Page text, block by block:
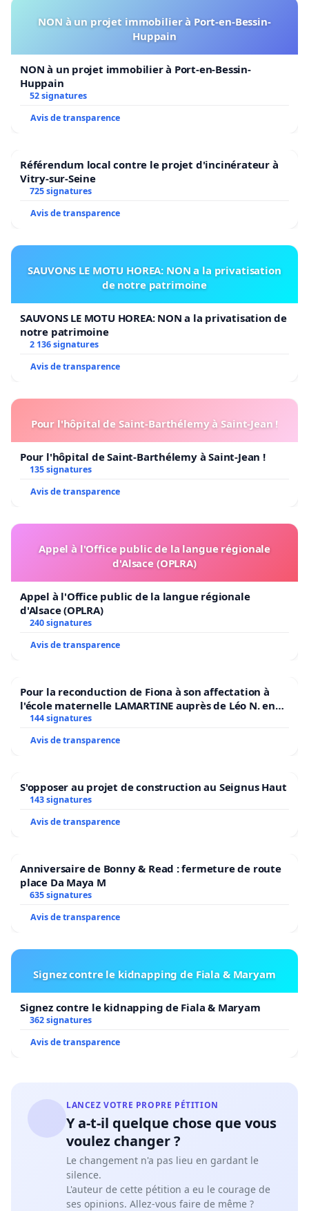
NON à un projet immobilier à Port-en-Bessin-
Huppain
NON à un projet immobilier à Port-en-Bessin-
Huppain
52 signatures
Avis de transparence
Référendum local contre le projet d'incinérateur à
Vitry-sur-Seine
725 signatures
Avis de transparence
SAUVONS LE MOTU HOREA: NON a la privatisation
de notre patrimoine
SAUVONS LE MOTU HOREA: NON a la privatisation de
notre patrimoine
2 136 signatures
Avis de transparence
Pour l'hôpital de Saint-Barthélemy à Saint-Jean !
Pour l'hôpital de Saint-Barthélemy à Saint-Jean !
135 signatures
Avis de transparence
Appel à l'Office public de la langue régionale
d'Alsace (OPLRA)
Appel à l'Office public de la langue régionale
d'Alsace (OPLRA)
240 signatures
Avis de transparence
Pour la reconduction de Fiona à son affectation à
l'école maternelle LAMARTINE auprès de Léo N. en
2026/2027
144 signatures
Avis de transparence
S'opposer au projet de construction au Seignus Haut
143 signatures
Avis de transparence
Anniversaire de Bonny & Read : fermeture de route
place Da Maya M
635 signatures
Avis de transparence
Signez contre le kidnapping de Fiala & Maryam
Signez contre le kidnapping de Fiala & Maryam
362 signatures
Avis de transparence
LANCEZ VOTRE PROPRE PÉTITION
Y a-t-il quelque chose que vous
voulez changer ?
Le changement n'a pas lieu en gardant le
silence.
L'auteur de cette pétition a eu le courage de
ses opinions. Allez-vous faire de même ?